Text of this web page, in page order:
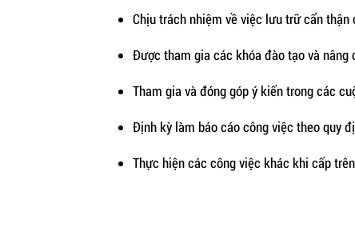
Chịu trách nhiệm về việc lưu trữ cẩn
Được tham gia các khóa đào tạo và nâng
Tham gia và đóng góp ý kiến trong các
Định kỳ làm báo cáo công việc theo quy
Thực hiện các công việc khác khi cấp